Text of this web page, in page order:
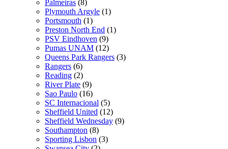
Palmeiras (8)
Plymouth Argyle (1)
Portsmouth (1)
Preston North End (1)
PSV Eindhoven (9)
Pumas UNAM (12)
Queens Park Rangers (3)
Rangers (6)
Reading (2)
River Plate (9)
Sao Paulo (16)
SC Internacional (5)
Sheffield United (12)
Sheffield Wednesday (9)
Southampton (8)
Sporting Lisbon (3)